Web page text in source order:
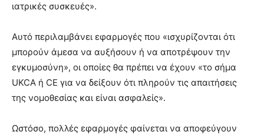
ιατρικές συσκευές».
Αυτό περιλαμβάνει εφαρμογές που «ισχυρίζονται ότι
μπορούν άμεσα να αυξήσουν ή να αποτρέψουν την
εγκυμοσύνη», οι οποίες θα πρέπει να έχουν «το σήμα
UKCA ή CE για να δείξουν ότι πληρούν τις απαιτήσεις
της νομοθεσίας και είναι ασφαλείς».
Ωστόσο, πολλές εφαρμογές φαίνεται να αποφεύγουν